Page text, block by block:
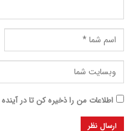
اطلاعات من را ذخیره کن تا در